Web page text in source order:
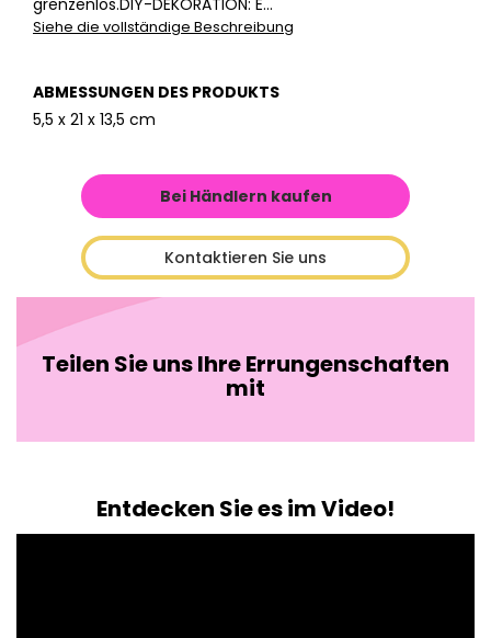
grenzenlos.DIY-DEKORATION: E...
Siehe die vollständige Beschreibung
ABMESSUNGEN DES PRODUKTS
5,5 x 21 x 13,5 cm
Bei Händlern kaufen
Kontaktieren Sie uns
Teilen Sie uns Ihre Errungenschaften
mit
Entdecken Sie es im Video!